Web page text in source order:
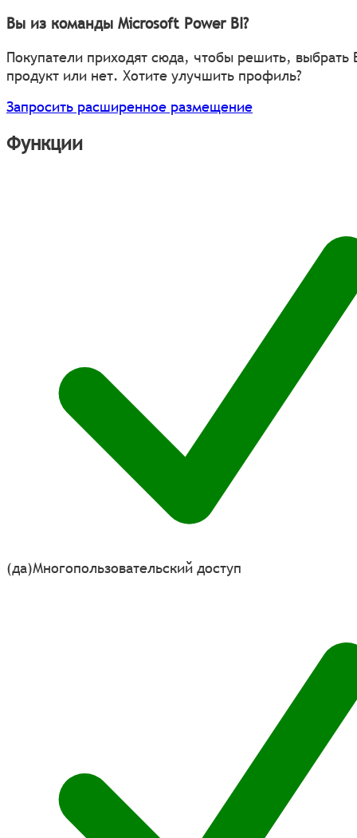
Вы из команды Microsoft Power BI?
Покупатели приходят сюда, чтобы решить, выбрать
продукт или нет. Хотите улучшить профиль?
Запросить расширенное размещение
Функции
(да)Многопользовательский доступ